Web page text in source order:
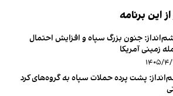
این برنامه
جنون بزرگ سپاه و افزایش احتمال
زمینی آمریکا
۴/۳۰
پشت پرده حملات سپاه به گروه‌های کرد